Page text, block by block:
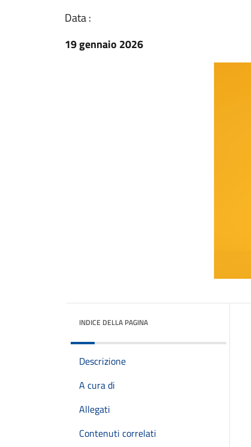
Data :
19 gennaio 2026
INDICE DELLA PAGINA
Descrizione
A cura di
Allegati
Contenuti correlati